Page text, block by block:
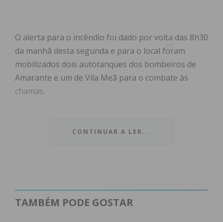
O alerta para o incêndio foi dado por volta das 8h30
da manhã desta segunda e para o local foram
mobilizados dois autotanques dos bombeiros de
Amarante e um de Vila Meã para o combate às
chamas.
Subscreva a newsletter do
obtenha de forma regular a informação
atualizada.
CONTINUAR A LER...
TAMBÉM PODE GOSTAR